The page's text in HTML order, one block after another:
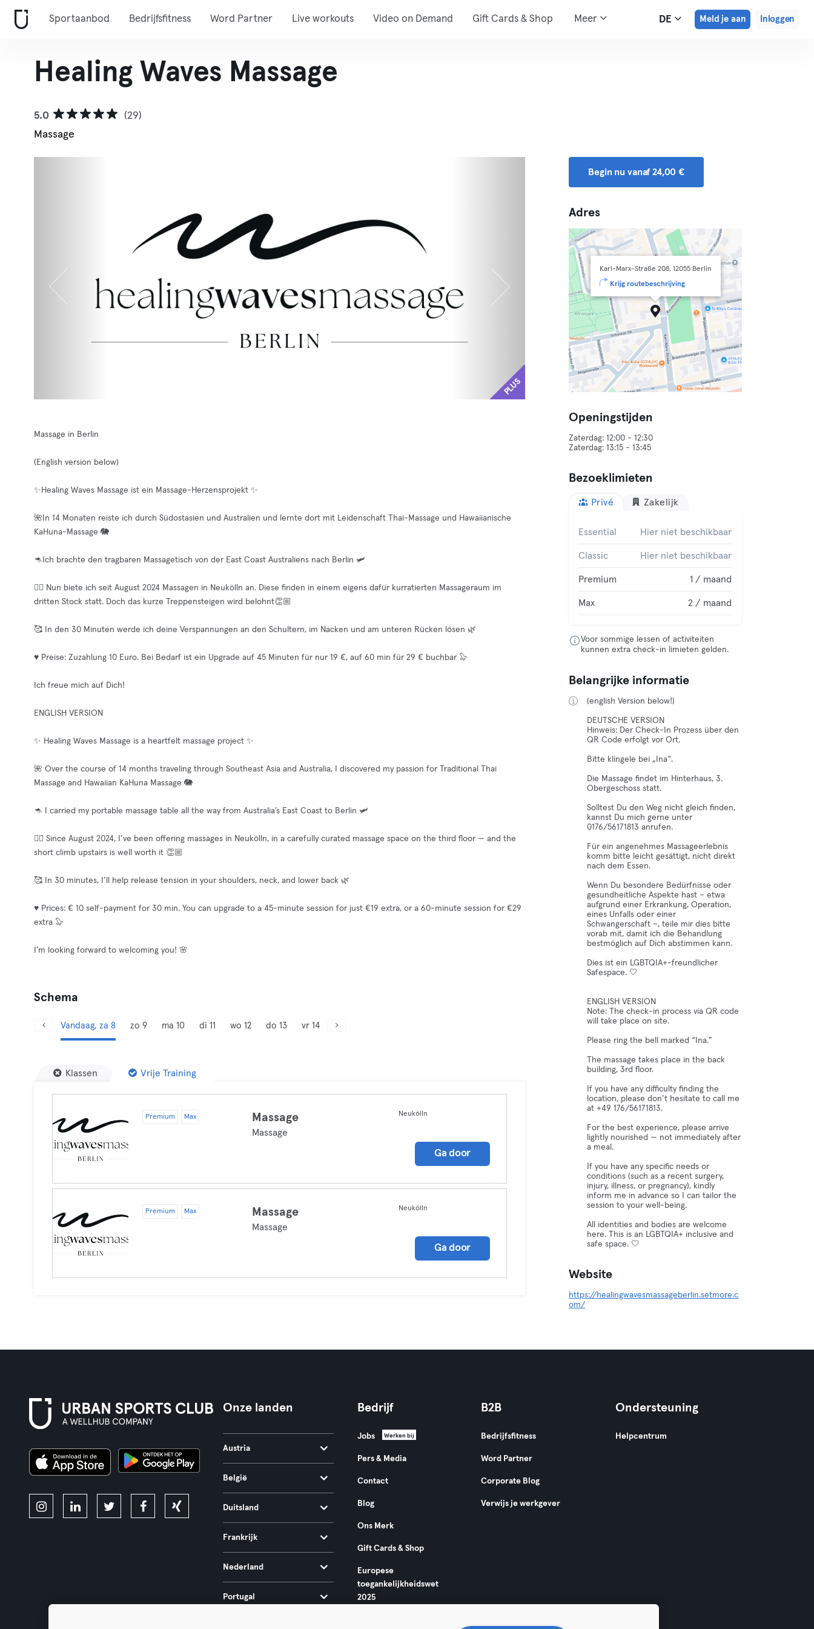
Sportaanbod Bedrijfsfitness Word Partner Live workouts Video on Demand Gift Cards & Shop Meer DE Meld je aan Inloggen
Healing Waves Massage
5.0
(29)
Massage
PLUS
Massage in Berlin
(English version below)
✨Healing Waves Massage ist ein Massage-Herzensprojekt ✨
🌺In 14 Monaten reiste ich durch Südostasien und Australien und lernte dort mit Leidenschaft Thai-Massage und Hawaiianische
KaHuna-Massage 🐘
🦘Ich brachte den tragbaren Massagetisch von der East Coast Australiens nach Berlin 🛩️
💆‍♀️ Nun biete ich seit August 2024 Massagen in Neukölln an. Diese finden in einem eigens dafür kurratierten Massageraum im
dritten Stock statt. Doch das kurze Treppensteigen wird belohnt👏🏼
🥰 In den 30 Minuten werde ich deine Verspannungen an den Schultern, im Nacken und am unteren Rücken lösen 🌿
♥️ Preise: Zuzahlung 10 Euro. Bei Bedarf ist ein Upgrade auf 45 Minuten für nur 19 €, auf 60 min für 29 € buchbar 🦭
Ich freue mich auf Dich!
ENGLISH VERSION
✨ Healing Waves Massage is a heartfelt massage project ✨
🌺 Over the course of 14 months traveling through Southeast Asia and Australia, I discovered my passion for Traditional Thai
Massage and Hawaiian KaHuna Massage 🐘
🦘 I carried my portable massage table all the way from Australia’s East Coast to Berlin 🛩️
💆‍♀️ Since August 2024, I’ve been offering massages in Neukölln, in a carefully curated massage space on the third floor — and the
short climb upstairs is well worth it 👏🏼
🥰 In 30 minutes, I’ll help release tension in your shoulders, neck, and lower back 🌿
♥️ Prices: € 10 self-payment for 30 min. You can upgrade to a 45-minute session for just €19 extra, or a 60-minute session for €29
extra 🦭
I’m looking forward to welcoming you! 🌸
Schema
Vandaag, za 8 zo 9 ma 10 di 11 wo 12 do 13 vr 14
Klassen Vrije Training
Premium Max Massage
Massage
Neukölln
Ga door
Premium Max Massage
Massage
Neukölln
Ga door
Begin nu vanaf 24,00 €
Adres
Karl-Marx-Straße 208, 12055 Berlin
Krijg routebeschrijving
Openingstijden
Zaterdag: 12:00 - 12:30
Bezoeklimieten
Privé Zakelijk
Essential Hier niet beschikbaar
Classic Hier niet beschikbaar
Premium 1 / maand
Max 2 / maand
Voor sommige lessen of activiteiten
kunnen extra check-in limieten gelden.
Belangrijke informatie
(english Version below!)
DEUTSCHE VERSION
Hinweis: Der Check-In Prozess über den
QR Code erfolgt vor Ort.
Bitte klingele bei „Ina“.
Die Massage findet im Hinterhaus, 3.
Obergeschoss statt.
Solltest Du den Weg nicht gleich finden,
kannst Du mich gerne unter
0176/56171813 anrufen.
Für ein angenehmes Massageerlebnis
komm bitte leicht gesättigt, nicht direkt
nach dem Essen.
Wenn Du besondere Bedürfnisse oder
gesundheitliche Aspekte hast – etwa
aufgrund einer Erkrankung, Operation,
eines Unfalls oder einer
Schwangerschaft –, teile mir dies bitte
vorab mit, damit ich die Behandlung
bestmöglich auf Dich abstimmen kann.
Dies ist ein LGBTQIA+-freundlicher
Safespace. 🤍
ENGLISH VERSION
Note: The check-in process via QR code
will take place on site.
Please ring the bell marked “Ina.”
The massage takes place in the back
building, 3rd floor.
If you have any difficulty finding the
location, please don’t hesitate to call me
at +49 176/56171813.
For the best experience, please arrive
lightly nourished — not immediately after
a meal.
If you have any specific needs or
conditions (such as a recent surgery,
injury, illness, or pregnancy), kindly
inform me in advance so I can tailor the
session to your well-being.
All identities and bodies are welcome
here. This is an LGBTQIA+ inclusive and
safe space. 🤍
Website
https://healingwavesmassageberlin.setmore.c
om/
Onze landen
Austria
België
Duitsland
Frankrijk
Nederland
Portugal
Bedrijf
Jobs Werken bij
Pers & Media
Contact
Blog
Ons Merk
Gift Cards & Shop
Europese
toegankelijkheidswet
2025
B2B
Bedrijfsfitness
Word Partner
Corporate Blog
Verwijs je werkgever
Ondersteuning
Helpcentrum